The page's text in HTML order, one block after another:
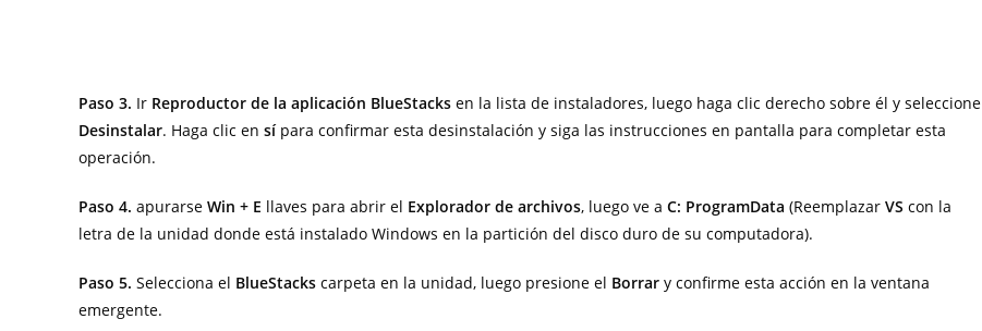
Paso 3. Ir Reproductor de la aplicación BlueStacks en la lista de instaladores, luego haga clic derecho sobre él y seleccione
Desinstalar. Haga clic en sí para confirmar esta desinstalación y siga las instrucciones en pantalla para completar esta
operación.
Paso 4. apurarse Win + E llaves para abrir el Explorador de archivos, luego ve a C: ProgramData (Reemplazar VS con la
letra de la unidad donde está instalado Windows en la partición del disco duro de su computadora).
Paso 5. Selecciona el BlueStacks carpeta en la unidad, luego presione el Borrar y confirme esta acción en la ventana
emergente.